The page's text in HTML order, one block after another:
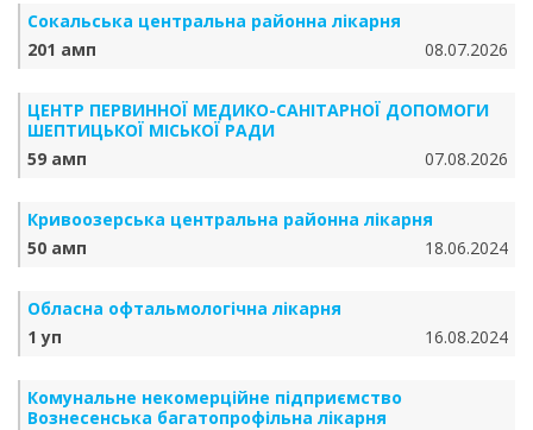
Сокальська центральна районна лікарня
201 амп
08.07.2026
ЦЕНТР ПЕРВИННОЇ МЕДИКО-САНІТАРНОЇ ДОПОМОГИ
ШЕПТИЦЬКОЇ МІСЬКОЇ РАДИ
59 амп
07.08.2026
Кривоозерська центральна районна лікарня
50 амп
18.06.2024
Обласна офтальмологічна лікарня
1 уп
16.08.2024
Комунальне некомерційне підприємство
Вознесенська багатопрофільна лікарня